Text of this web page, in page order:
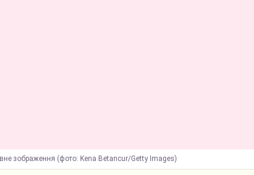
зображення (фото: Kena Betancur/Getty Images)